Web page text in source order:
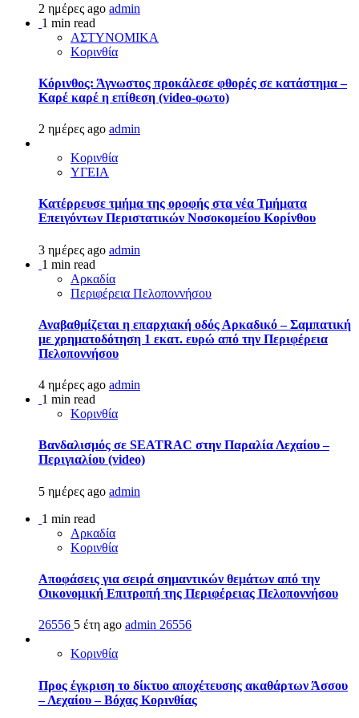
2 ημέρες ago admin
1 min read
ΑΣΤΥΝΟΜΙΚΑ
Κορινθία
Κόρινθος: Άγνωστος προκάλεσε φθορές σε κατάστημα –
Καρέ καρέ η επίθεση (video-φωτο)
2 ημέρες ago admin
Κορινθία
ΥΓΕΙΑ
Kατέρρευσε τμήμα της οροφής στα νέα Τμήματα
Επειγόντων Περιστατικών Νοσοκομείου Κορίνθου
3 ημέρες ago admin
1 min read
Αρκαδία
Περιφέρεια Πελοποννήσου
Αναβαθμίζεται η επαρχιακή οδός Αρκαδικό – Σαμπατική
με χρηματοδότηση 1 εκατ. ευρώ από την Περιφέρεια
Πελοποννήσου
4 ημέρες ago admin
1 min read
Κορινθία
Βανδαλισμός σε SEATRAC στην Παραλία Λεχαίου –
Περιγιαλίου (video)
5 ημέρες ago admin
1 min read
Αρκαδία
Κορινθία
Αποφάσεις για σειρά σημαντικών θεμάτων από την
Οικονομική Επιτροπή της Περιφέρειας Πελοποννήσου
26556 5 έτη ago admin 26556
Κορινθία
Προς έγκριση το δίκτυο αποχέτευσης ακαθάρτων Άσσου
– Λεχαίου – Βόχας Κορινθίας